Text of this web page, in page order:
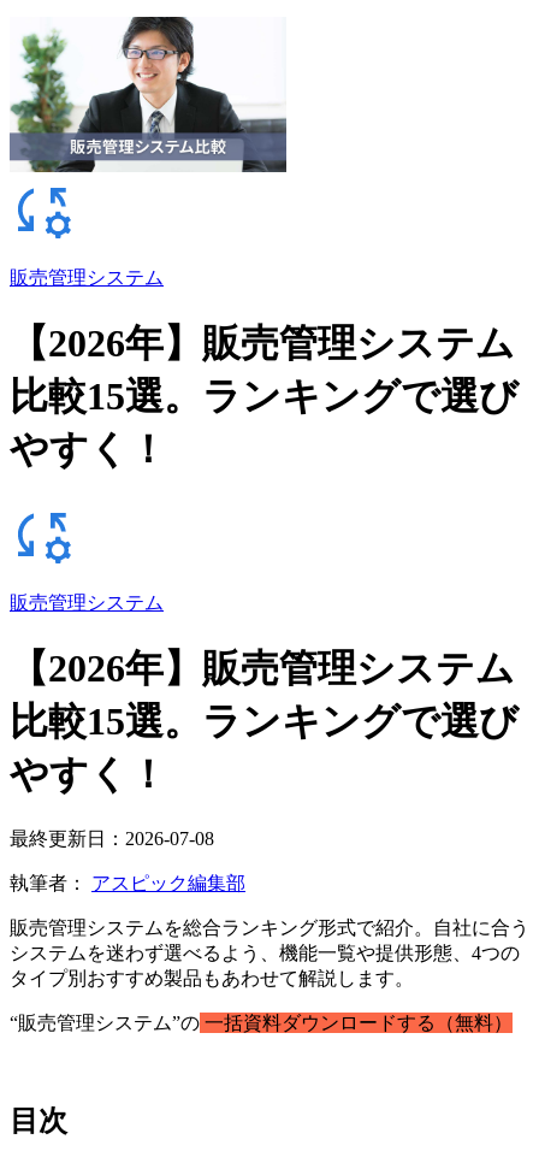
販売管理システム
【2026年】販売管理システム
比較15選。ランキングで選び
やすく！
販売管理システム
【2026年】販売管理システム
比較15選。ランキングで選び
やすく！
最終更新日：2026-07-08
執筆者： アスピック編集部
販売管理システムを総合ランキング形式で紹介。自社に合う
システムを迷わず選べるよう、機能一覧や提供形態、4つの
タイプ別おすすめ製品もあわせて解説します。
“販売管理システム”の 一括資料ダウンロードする（無料）
目次